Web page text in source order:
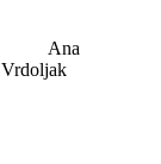
Ana
Vrdoljak